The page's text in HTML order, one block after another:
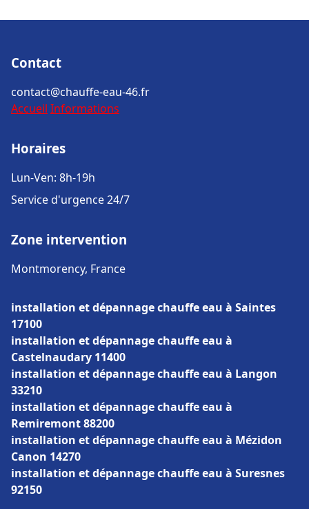
Contact
contact@chauffe-eau-46.fr
Accueil Informations
Horaires
Lun-Ven: 8h-19h
Service d'urgence 24/7
Zone intervention
Montmorency, France
installation et dépannage chauffe eau à Saintes
17100
installation et dépannage chauffe eau à
Castelnaudary 11400
installation et dépannage chauffe eau à Langon
33210
installation et dépannage chauffe eau à
Remiremont 88200
installation et dépannage chauffe eau à Mézidon
Canon 14270
installation et dépannage chauffe eau à Suresnes
92150